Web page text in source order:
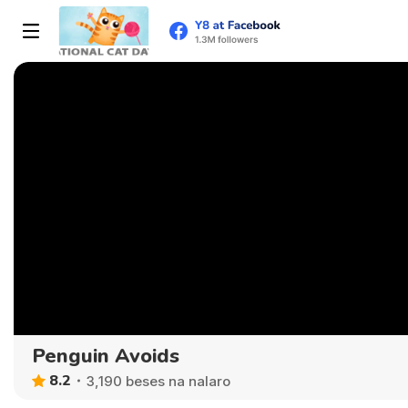
Penguin Avoids
8.2 3,190 beses na nalaro